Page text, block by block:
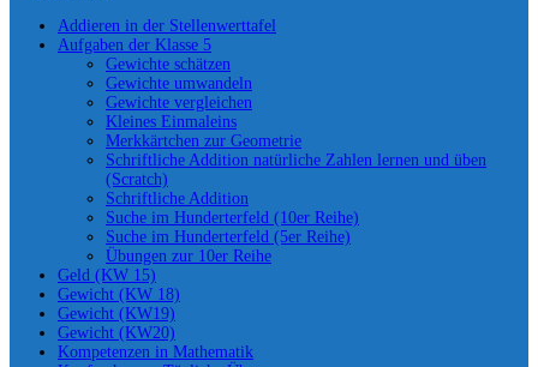
Addieren in der Stellenwerttafel
Aufgaben der Klasse 5
Gewichte schätzen
Gewichte umwandeln
Gewichte vergleichen
Kleines Einmaleins
Merkkärtchen zur Geometrie
Schriftliche Addition natürliche Zahlen lernen und üben
(Scratch)
Schriftliche Addition
Suche im Hunderterfeld (10er Reihe)
Suche im Hunderterfeld (5er Reihe)
Übungen zur 10er Reihe
Geld (KW 15)
Gewicht (KW 18)
Gewicht (KW19)
Gewicht (KW20)
Kompetenzen in Mathematik